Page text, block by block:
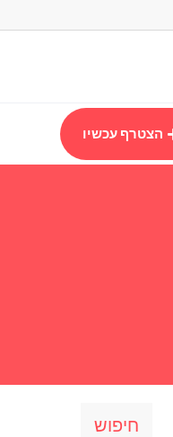
הצטרף עכשיו
חיפוש